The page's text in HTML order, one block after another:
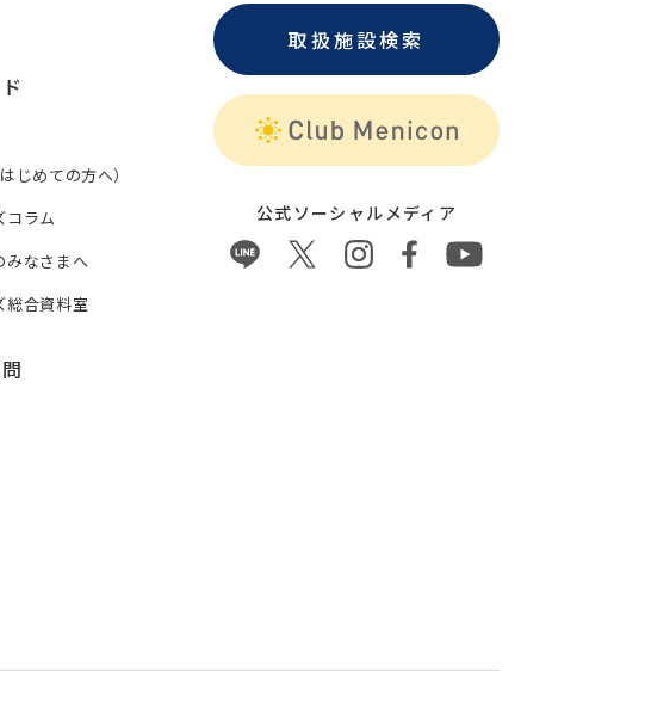
じめての方へ）
コラム
みなさまへ
総合資料室
取扱施設検索
公式ソーシャルメディア